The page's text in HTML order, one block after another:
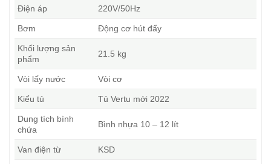
Điện áp 220V/50Hz
Bơm Động cơ hút đẩy
Khối lượng sản
phẩm
21.5 kg
Vòi lấy nước Vòi cơ
Kiểu tủ Tủ Vertu mới 2022
Dung tích bình
chứa
Bình nhựa 10 – 12 lít
Van điện từ KSD